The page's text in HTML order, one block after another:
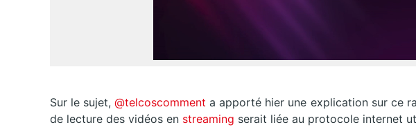
Sur le sujet,@telcoscommenta apporté hier une explication sur ce
de lecture des vidéos en streaming serait liée au protocole internet